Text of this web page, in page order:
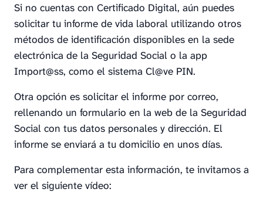
Si no cuentas con Certificado Digital, aún puedes
solicitar tu informe de vida laboral utilizando otros
métodos de identificación disponibles en la sede
electrónica de la Seguridad Social o la app
Import@ss, como el sistema Cl@ve PIN.
Otra opción es solicitar el informe por correo,
rellenando un formulario en la web de la Seguridad
Social con tus datos personales y dirección. El
informe se enviará a tu domicilio en unos días.
Para complementar esta información, te invitamos a
ver el siguiente vídeo: